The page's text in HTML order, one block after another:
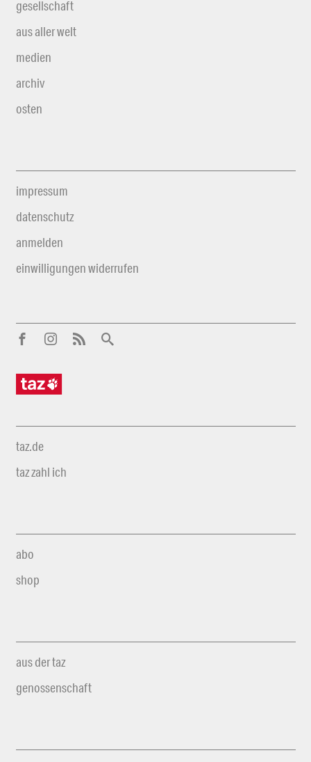
gesellschaft
aus aller welt
medien
archiv
osten
impressum
datenschutz
anmelden
einwilligungen widerrufen
taz.de
taz zahl ich
abo
shop
aus der taz
genossenschaft